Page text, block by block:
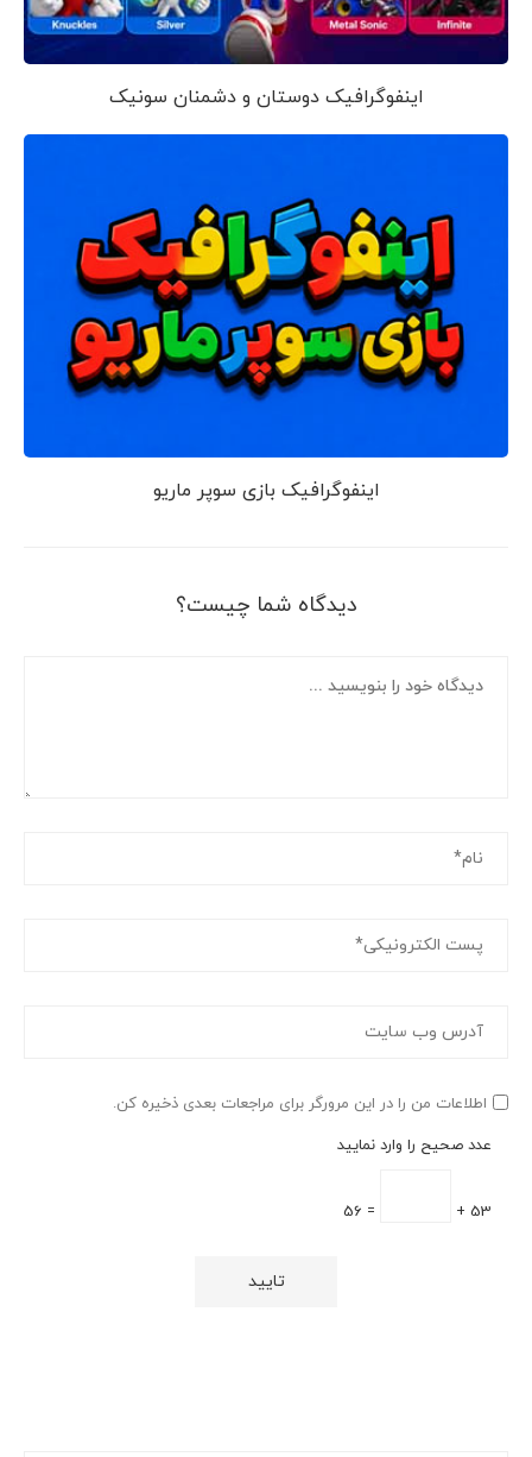
اینفوگرافیک دوستان و دشمنان سونیک
اینفوگرافیک بازی سوپر ماریو
دیدگاه شما چیست؟
اطلاعات من را در این مرورگر برای مراجعات بعدی ذخیره کن.
عدد صحیح را وارد نمایید
53 +
= 56